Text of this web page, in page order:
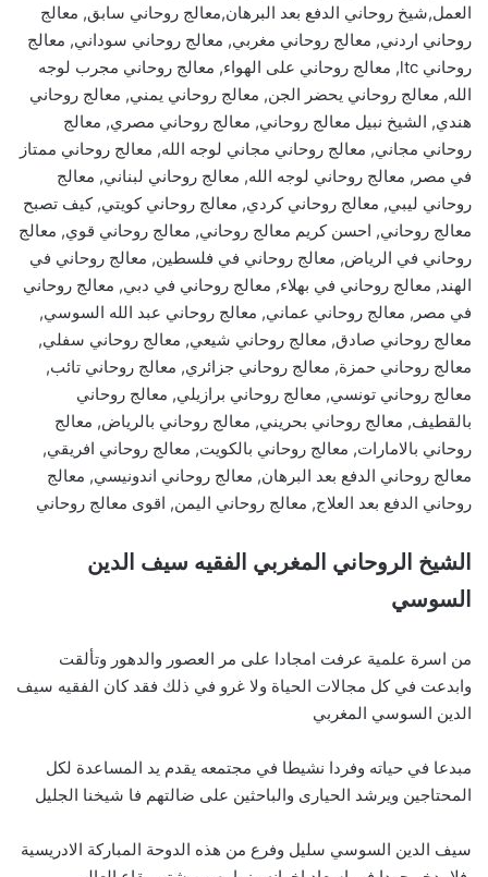
العمل,شيخ روحاني الدفع بعد البرهان,معالج روحاني سابق, معالج
روحاني اردني, معالج روحاني مغربي, معالج روحاني سوداني, معالج
روحاني ltc, معالج روحاني على الهواء, معالج روحاني مجرب لوجه
الله, معالج روحاني يحضر الجن, معالج روحاني يمني, معالج روحاني
هندي, الشيخ نبيل معالج روحاني, معالج روحاني مصري, معالج
روحاني مجاني, معالج روحاني مجاني لوجه الله, معالج روحاني ممتاز
في مصر, معالج روحاني لوجه الله, معالج روحاني لبناني, معالج
روحاني ليبي, معالج روحاني كردي, معالج روحاني كويتي, كيف تصبح
معالج روحاني, احسن كريم معالج روحاني, معالج روحاني قوي, معالج
روحاني في الرياض, معالج روحاني في فلسطين, معالج روحاني في
الهند, معالج روحاني في بهلاء, معالج روحاني في دبي, معالج روحاني
في مصر, معالج روحاني عماني, معالج روحاني عبد الله السوسي,
معالج روحاني صادق, معالج روحاني شيعي, معالج روحاني سفلي,
معالج روحاني حمزة, معالج روحاني جزائري, معالج روحاني تائب,
معالج روحاني تونسي, معالج روحاني برازيلي, معالج روحاني
بالقطيف, معالج روحاني بحريني, معالج روحاني بالرياض, معالج
روحاني بالامارات, معالج روحاني بالكويت, معالج روحاني افريقي,
معالج روحاني الدفع بعد البرهان, معالج روحاني اندونيسي, معالج
روحاني الدفع بعد العلاج, معالج روحاني اليمن, اقوى معالج روحاني
الشيخ الروحاني المغربي الفقيه سيف الدين
السوسي
من اسرة علمية عرفت امجادا على مر العصور والدهور وتألقت
وابدعت في كل مجالات الحياة ولا غرو في ذلك فقد كان الفقيه سيف
الدين السوسي المغربي
مبدعا في حياته وفردا نشيطا في مجتمعه يقدم يد المساعدة لكل
المحتاجين ويرشد الحيارى والباحثين على ضالتهم فا شيخنا الجليل
سيف الدين السوسي سليل وفرع من هذه الدوحة المباركة الادريسية